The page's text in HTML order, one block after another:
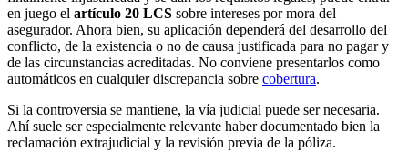
en juego el artículo 20 LCS sobre intereses por mora del
asegurador. Ahora bien, su aplicación dependerá del desarrollo del
conflicto, de la existencia o no de causa justificada para no pagar y
de las circunstancias acreditadas. No conviene presentarlos como
automáticos en cualquier discrepancia sobre cobertura.
Si la controversia se mantiene, la vía judicial puede ser necesaria.
Ahí suele ser especialmente relevante haber documentado bien la
reclamación extrajudicial y la revisión previa de la póliza.